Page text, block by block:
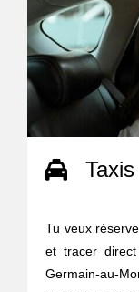
Taxis
Tu veux
et tracer
Germain-au-